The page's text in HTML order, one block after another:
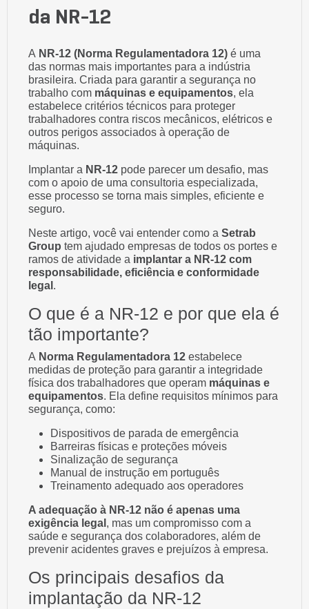
da NR-12
A NR-12 (Norma Regulamentadora 12) é uma
das normas mais importantes para a indústria
brasileira. Criada para garantir a segurança no
trabalho com máquinas e equipamentos, ela
estabelece critérios técnicos para proteger
trabalhadores contra riscos mecânicos, elétricos e
outros perigos associados à operação de
máquinas.
Implantar a NR-12 pode parecer um desafio, mas
com o apoio de uma consultoria especializada,
esse processo se torna mais simples, eficiente e
seguro.
Neste artigo, você vai entender como a Setrab
Group tem ajudado empresas de todos os portes e
ramos de atividade a implantar a NR-12 com
responsabilidade, eficiência e conformidade
legal .
O que é a NR-12 e por que ela é
tão importante?
A Norma Regulamentadora 12 estabelece
medidas de proteção para garantir a integridade
física dos trabalhadores que operam máquinas e
equipamentos. Ela define requisitos mínimos para
segurança, como:
Dispositivos de parada de emergência
Barreiras físicas e proteções móveis
Sinalização de segurança
Manual de instrução em português
Treinamento adequado aos operadores
A adequação à NR-12 não é apenas uma
exigência legal , mas um compromisso com a
saúde e segurança dos colaboradores, além de
prevenir acidentes graves e prejuízos à empresa.
Os principais desafios da
implantação da NR-12